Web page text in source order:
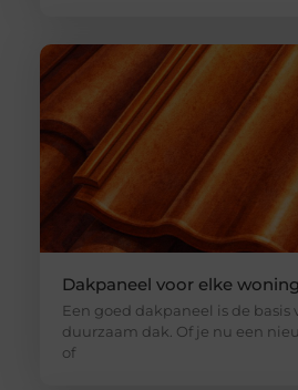
Dakpaneel voor elke woning
Een goed dakpaneel is de basis
duurzaam dak. Of je nu een
of